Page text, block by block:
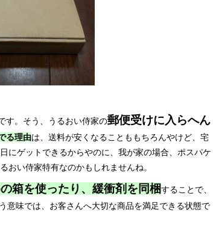
す。そう、うるおい侍家の郵便受けに入らへん
る理由は、送料が安くなることももちろんやけど、宅
にゲットできるからやのに、我が家の場合、ポスパケ
おい侍家特有なのかもしれませんね。
箱を使ったり、緩衝剤を同梱することで、
意味では、お客さんへ大切な商品を満足できる状態で